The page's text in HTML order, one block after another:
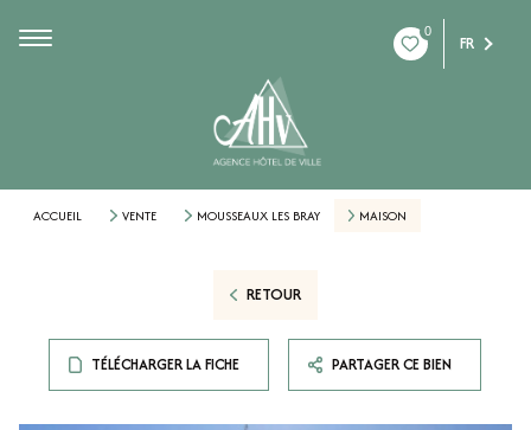
0
FR
ACCUEIL VENTE MOUSSEAUX LES BRAY MAISON
RETOUR
TÉLÉCHARGER LA FICHE PARTAGER CE BIEN